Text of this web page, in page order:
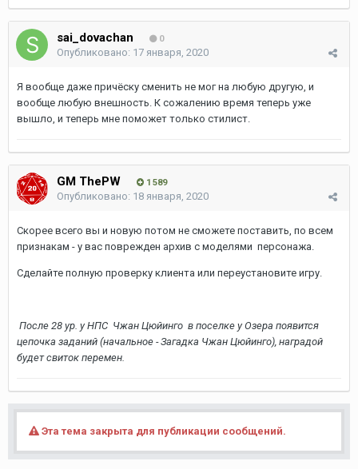
sai_dovachan 0
Опубликовано: 17 января, 2020
Я вообще даже причёску сменить не мог на любую другую, и
вообще любую внешность. К сожалению время теперь уже
вышло, и теперь мне поможет только стилист.
GM ThePW 1 589
Опубликовано: 18 января, 2020
Скорее всего вы и новую потом не сможете поставить, по всем
признакам - у вас поврежден архив с моделями персонажа.
Сделайте полную проверку клиента или переустановите игру.
После 28 ур. у НПС Чжан Цюйинго в поселке у Озера появится
цепочка заданий (начальное - Загадка Чжан Цюйинго), наградой
будет свиток перемен.
Эта тема закрыта для публикации сообщений.